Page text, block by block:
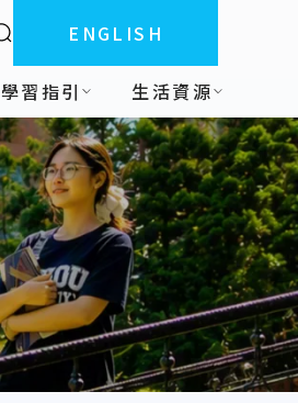
全站搜索ENGLISH
學習指引 生活資源